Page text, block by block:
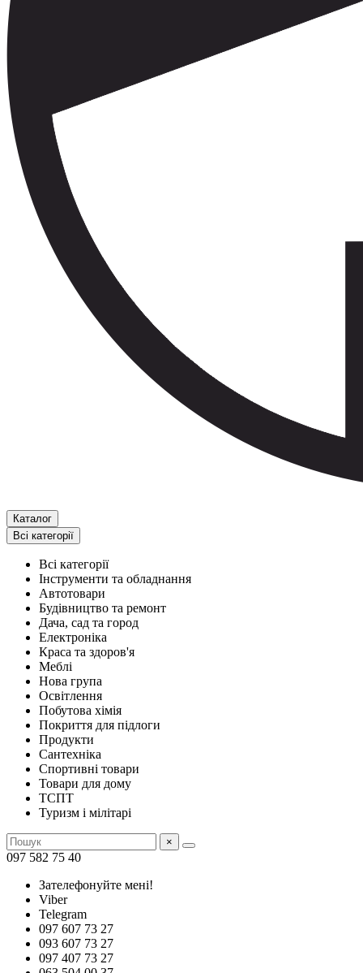
Каталог
Всі категорії
Всі категорії
Інструменти та обладнання
Автотовари
Будівництво та ремонт
Дача, сад та город
Електроніка
Краса та здоров'я
Меблі
Нова група
Освітлення
Побутова хімія
Покриття для підлоги
Продукти
Сантехніка
Спортивні товари
Товари для дому
ТСПТ
Туризм і мілітарі
×
097 582 75 40
Зателефонуйте мені!
Viber
Telegram
097 607 73 27
093 607 73 27
097 407 73 27